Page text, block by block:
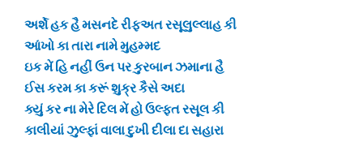
અર્શે હક હૈ મસનદે રીફઅત રસૂલુલ્લાહ કી
આંખો કા તારા નામે મુહમ્મદ
ઇક મેં હિ નહીં ઉન પર કુરબાન ઝમાના હૈ
ઈસ કરમ કા કરૂં શુક્ર કૈસે અદા
ક્યું કર ના મેરે દિલ મેં હો ઉલ્ફત રસૂલ કી
કાલીયાં ઝુલ્ફાં વાલા દુખી દીલા દા સહારા